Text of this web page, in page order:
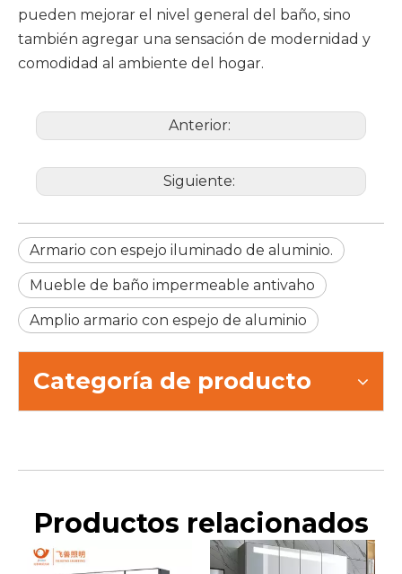
pueden mejorar el nivel general del baño, sino
también agregar una sensación de modernidad y
comodidad al ambiente del hogar.
Anterior:
Siguiente:
Armario con espejo iluminado de aluminio.
Mueble de baño impermeable antivaho
Amplio armario con espejo de aluminio
Categoría de producto
Productos relacionados